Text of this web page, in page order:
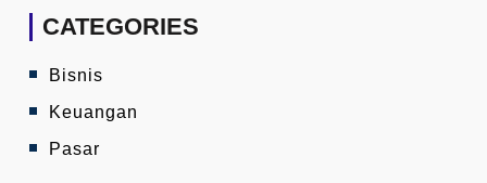
CATEGORIES
Bisnis
Keuangan
Pasar